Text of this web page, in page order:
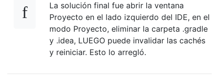
La solución final fue abrir la ventana
Proyecto en el lado izquierdo del IDE, en el
modo Proyecto, eliminar la carpeta .gradle
y .idea, LUEGO puede invalidar las cachés
y reiniciar. Esto lo arregló.